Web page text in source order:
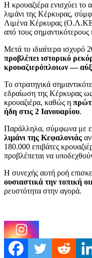
Η κρουαζιέρα ενισχύει
λιμάνι της Κέρκυρας,
Λιμένα Κέρκυρας
από τους
Μετά το ιδιαίτερα ισχυρό
προβλέπει ιστορικό
κρουαζιερόπλοιων —
Το στρατηγικά
εδραίωση της Κέρκυρας
κρουαζιέρα, καθώς η
ήδη στις 2 Ιανουαρίου.
Παράλληλα, σύμφωνα με
λιμάνι της Κεφαλονιάς
180.000 επιβάτες
προβλέπεται να
Η συνεχής αυτή ροή
ουσιαστικά την τοπική
ρευστότητα στην αγορά.